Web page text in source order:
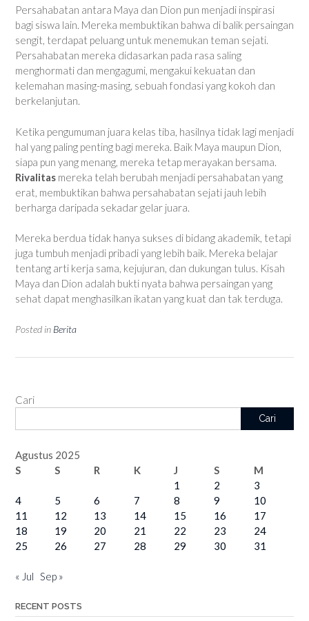
Persahabatan antara Maya dan Dion pun menjadi inspirasi
bagi siswa lain. Mereka membuktikan bahwa di balik persaingan
sengit, terdapat peluang untuk menemukan teman sejati.
Persahabatan mereka didasarkan pada rasa saling
menghormati dan mengagumi, mengakui kekuatan dan
kelemahan masing-masing, sebuah fondasi yang kokoh dan
berkelanjutan.
Ketika pengumuman juara kelas tiba, hasilnya tidak lagi menjadi
hal yang paling penting bagi mereka. Baik Maya maupun Dion,
siapa pun yang menang, mereka tetap merayakan bersama.
Rivalitas mereka telah berubah menjadi persahabatan yang
erat, membuktikan bahwa persahabatan sejati jauh lebih
berharga daripada sekadar gelar juara.
Mereka berdua tidak hanya sukses di bidang akademik, tetapi
juga tumbuh menjadi pribadi yang lebih baik. Mereka belajar
tentang arti kerja sama, kejujuran, dan dukungan tulus. Kisah
Maya dan Dion adalah bukti nyata bahwa persaingan yang
sehat dapat menghasilkan ikatan yang kuat dan tak terduga.
Posted in Berita
Cari
Cari
Agustus 2025
S
S R K J S
M
1
2
3
4
5 6 7 8 9
10
11
12 13 14 15 16
17
18
19 20 21 22 23
24
25
26 27 28 29 30 31
« Jul Sep »
RECENT POSTS